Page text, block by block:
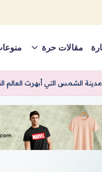
مقالات حرة
الشمس التي أبهرت العالم